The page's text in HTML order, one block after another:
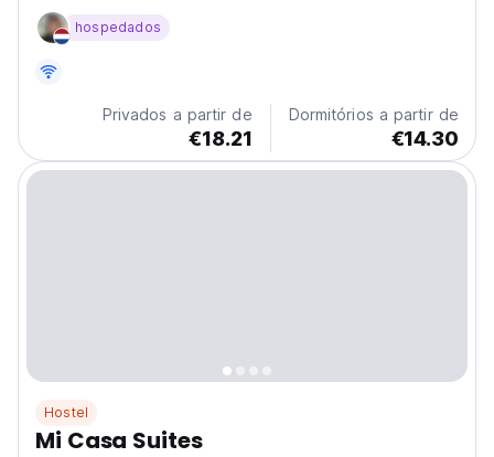
Philippines! This isn't just a hostel; it's an experience.
Imagine waking up to the vibrant energy of Siargao,
hospedados
Privados a partir de
€18.21
Dormitórios a partir de
€14.30
Hostel
Mi Casa Suites